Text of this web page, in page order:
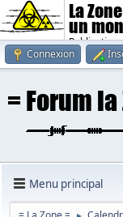
La
un
Publication
Connexion
Menu principal